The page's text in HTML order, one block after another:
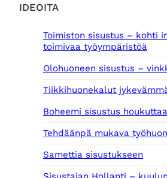
IDEOITA
Toimiston sisustus – kohti
toimivaa työympäristöä
Olohuoneen sisustus –
Tiikkihuonekalut
Boheemi sisustus
Tehdäänpä mukava
Samettia sisustukseen